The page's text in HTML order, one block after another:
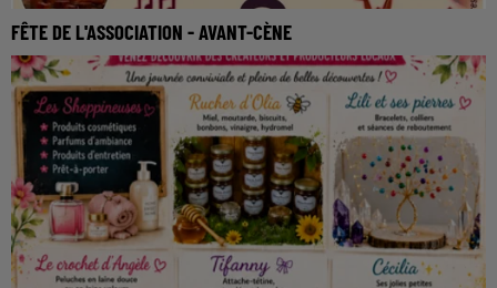
FÊTE DE L'ASSOCIATION - AVANT-CÈNE